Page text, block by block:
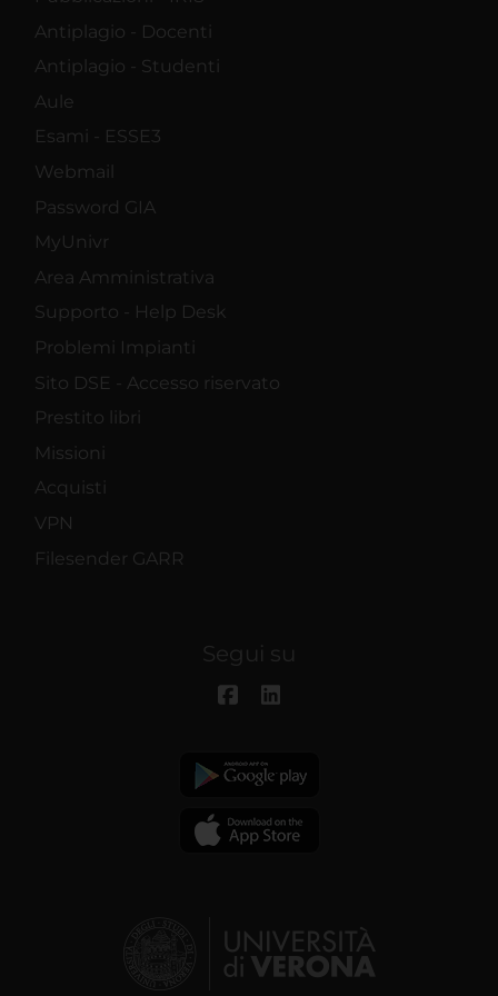
Antiplagio - Docenti
Antiplagio - Studenti
Aule
Esami - ESSE3
Webmail
Password GIA
MyUnivr
Area Amministrativa
Supporto - Help Desk
Problemi Impianti
Sito DSE - Accesso riservato
Prestito libri
Missioni
Acquisti
VPN
Filesender GARR
Segui su